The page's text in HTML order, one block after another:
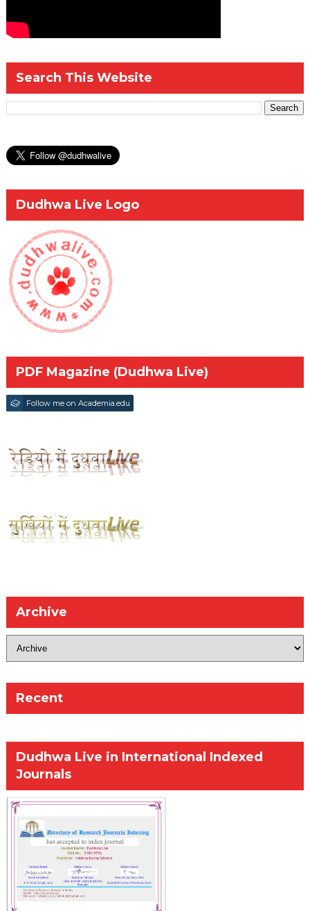
Search This Website
Dudhwa Live Logo
PDF Magazine (Dudhwa Live)
Follow me on Academia.edu
Archive
Recent
Dudhwa Live in International Indexed
Journals